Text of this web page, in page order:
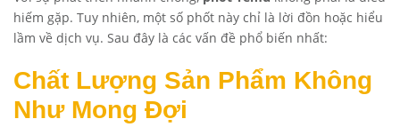
hiếm gặp. Tuy nhiên, một số phốt này chỉ là lời đồn hoặc hiểu
lầm về dịch vụ. Sau đây là các vấn đề phổ biến nhất:
Chất Lượng Sản Phẩm Không
Như Mong Đợi